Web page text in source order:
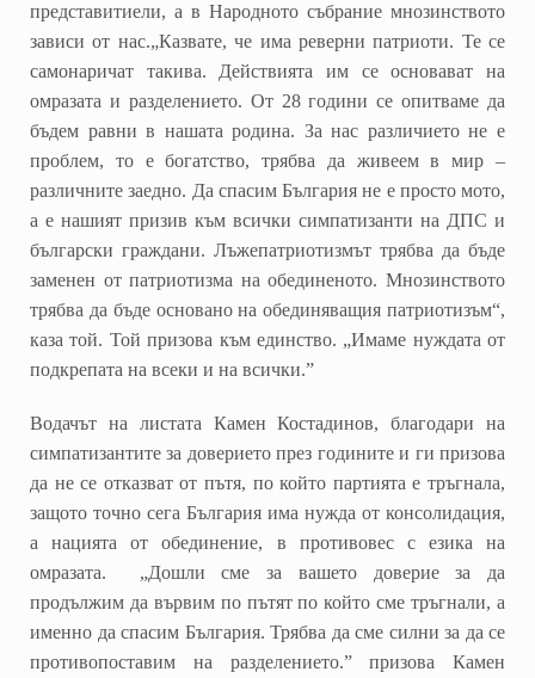
представитиели, а в Народното събрание мнозинството
зависи от нас.„Казвате, че има реверни патриоти. Те се
самонаричат такива. Действията им се основават на
омразата и разделението. От 28 години се опитваме да
бъдем равни в нашата родина. За нас различието не е
проблем, то е богатство, трябва да живеем в мир –
различните заедно. Да спасим България не е просто мото,
а е нашият призив към всички симпатизанти на ДПС и
български граждани. Лъжепатриотизмът трябва да бъде
заменен от патриотизма на обединеното. Мнозинството
трябва да бъде основано на обединяващия патриотизъм“,
каза той. Той призова към единство. „Имаме нуждата от
подкрепата на всеки и на всички.”
Водачът на листата Камен Костадинов, благодари на
симпатизантите за доверието през годините и ги призова
да не се отказват от пътя, по който партията е тръгнала,
защото точно сега България има нужда от консолидация,
а нацията от обединение, в противовес с езика на
омразата. „Дошли сме за вашето доверие за да
продължим да вървим по пътят по който сме тръгнали, а
именно да спасим България. Трябва да сме силни за да се
противопоставим на разделението.” призова Камен